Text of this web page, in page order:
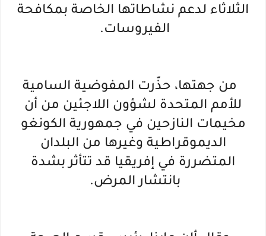
الثلاثاء لدعم نشاطاتها الخاصة بمكافحة
الفيروسات.
من جهتها، حذّرت المفوضية السامية
للأمم المتحدة لشؤون اللاجئين من أن
مخيمات النازحين في جمهورية الكونغو
الديموقراطية وغيرها من البلدان
المتضررة في إفريقيا قد تتأثر بشدة
بانتشار المرض.